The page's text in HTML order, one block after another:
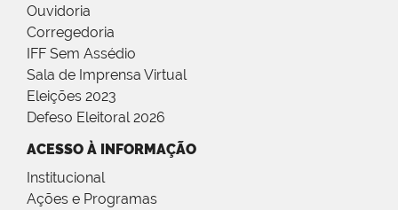
Ouvidoria
Corregedoria
IFF Sem Assédio
Sala de Imprensa Virtual
Eleições 2023
Defeso Eleitoral 2026
ACESSO À INFORMAÇÃO
Institucional
Ações e Programas